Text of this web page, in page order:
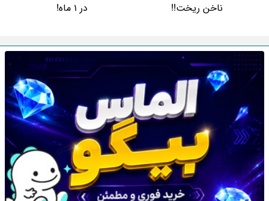
ناخن ریخت!!
در 1 ماه!